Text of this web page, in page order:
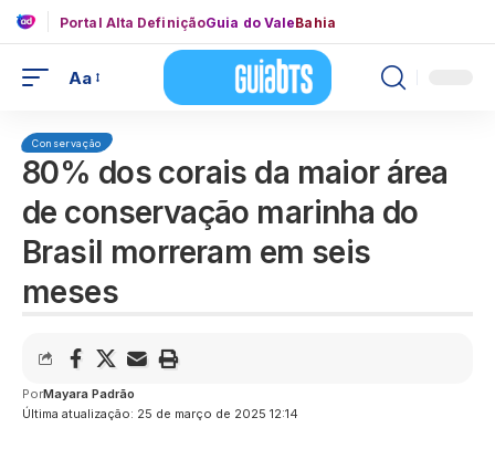
Portal Alta DefiniçãoGuia do ValeBahia
Aa
Conservação
80% dos corais da maior área
de conservação marinha do
Brasil morreram em seis
meses
Última atualização: 25 de março de 2025 12:14
PorMayara Padrão